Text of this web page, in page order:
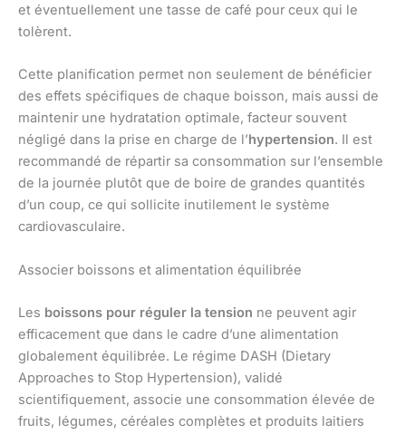
et éventuellement une tasse de café pour ceux qui le
tolèrent.
Cette planification permet non seulement de bénéficier
des effets spécifiques de chaque boisson, mais aussi de
maintenir une hydratation optimale, facteur souvent
négligé dans la prise en charge de l’hypertension. Il est
recommandé de répartir sa consommation sur l’ensemble
de la journée plutôt que de boire de grandes quantités
d’un coup, ce qui sollicite inutilement le système
cardiovasculaire.
Associer boissons et alimentation équilibrée
Les boissons pour réguler la tension ne peuvent agir
efficacement que dans le cadre d’une alimentation
globalement équilibrée. Le régime DASH (Dietary
Approaches to Stop Hypertension), validé
scientifiquement, associe une consommation élevée de
fruits, légumes, céréales complètes et produits laitiers